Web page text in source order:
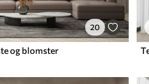
20
og blomster